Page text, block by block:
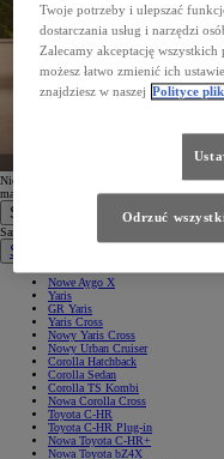
Nie otrzymałeś wiadomości? Nie zapomnij
mailową, możesz również ponowićproces
Samochody
Samochody
Samochody osobowe
Nowe Aygo X
Yaris
GR Yaris
Yaris Cross
Nowy Yaris Cross
Nowy Urban Cruiser
Corolla Hatchback
Corolla Sedan
Corolla TS Kombi
Nowa Corolla Cross
Toyota C-HR
Toyota C-HR Plug-in
Nowa Toyota C-HR+
Nowa Toyota bZ4X
Twoje potrzeby i ulepszać
dostarczania usług i narzędzi
Zalecamy akceptację
możesz łatwo zmienić ich
znajdziesz w naszej Polityce
Odrzuć